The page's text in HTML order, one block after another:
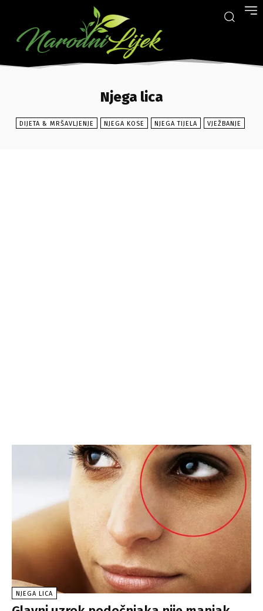
Njega lica
DIJETA & MRŠAVLJENJE NJEGA KOSE NJEGA TIJELA VJEŽBANJE
NJEGA LICA